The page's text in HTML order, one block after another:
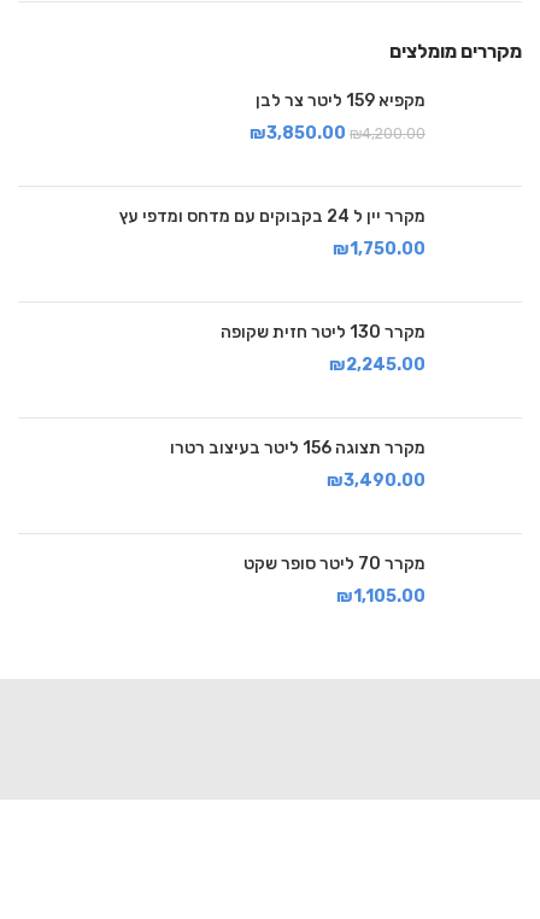
מקררים מומלצים
מקפיא 159 ליטר צר לבן
₪4,200.00
₪3,850.00
מקרר יין ל 24 בקבוקים עם מדחס ומדפי עץ
₪1,750.00
מקרר 130 ליטר חזית שקופה
₪2,245.00
מקרר תצוגה 156 ליטר בעיצוב רטרו
₪3,490.00
מקרר 70 ליטר סופר שקט
₪1,105.00